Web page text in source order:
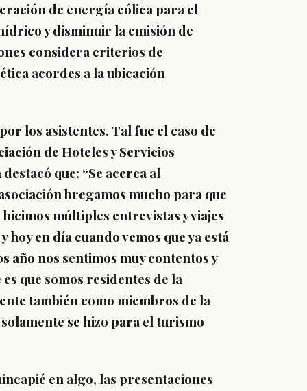
de energía eólica para el
y disminuir la emisión de
considera criterios de
acordes a la ubicación
los asistentes. Tal fue el caso de
de Hoteles y Servicios
que: “Se acerca al
bregamos mucho para que
múltiples entrevistas y viajes
en día cuando vemos que ya está
año nos sentimos muy contentos y
que somos residentes de la
también como miembros de la
se hizo para el turismo
en algo, las presentaciones